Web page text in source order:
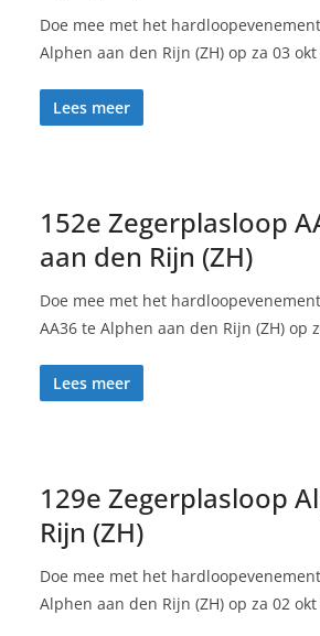
Doe mee met het
Alphen aan den Rijn (ZH) op za 03
Lees meer
152e Zegerplasloop
aan den Rijn (ZH)
Doe mee met het
AA36 te Alphen aan den Rijn (ZH) op
Lees meer
129e Zegerplasloop
Rijn (ZH)
Doe mee met het
Alphen aan den Rijn (ZH) op za 02